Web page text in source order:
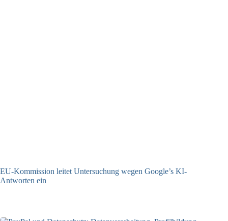
EU-Kommission leitet Untersuchung wegen Google’s KI-
Antworten ein